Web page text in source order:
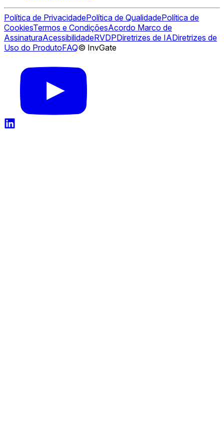
Política de PrivacidadePolítica de QualidadePolítica de
CookiesTermos e CondiçõesAcordo Marco de
AssinaturaAcessibilidadeRVDPDiretrizes de IADiretrizes de
Uso do ProdutoFAQ© InvGate